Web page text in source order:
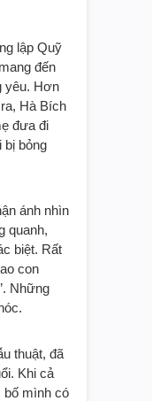
lập Quỹ
đến
yêu. Hơn
Hà Bích
đưa đi
bị bỏng
ánh nhìn
quanh,
biệt. Rất
con
Những
thuật, đã
Khi cả
bố mình có